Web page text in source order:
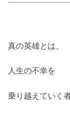
真の英雄とは、
人生の不幸を
乗り越えていく